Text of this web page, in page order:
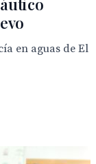
en aguas de El